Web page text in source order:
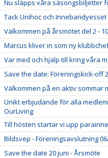
Nu släpps våra säsongsbiljetter
Tack Unihoc och Innebandyesset
Välkommen på årsmötet del 2 -
Marcus kliver in som ny
Var med och hjälp till kring våra
Save the date: Föreningskick-off
Välkommen på en aktiv sommar
Unikt erbjudande för alla
OurLiving
Till hösten startar vi upp
Bildsvep - Föreningsavslutning
Save the date 20 juni - Årsmöte